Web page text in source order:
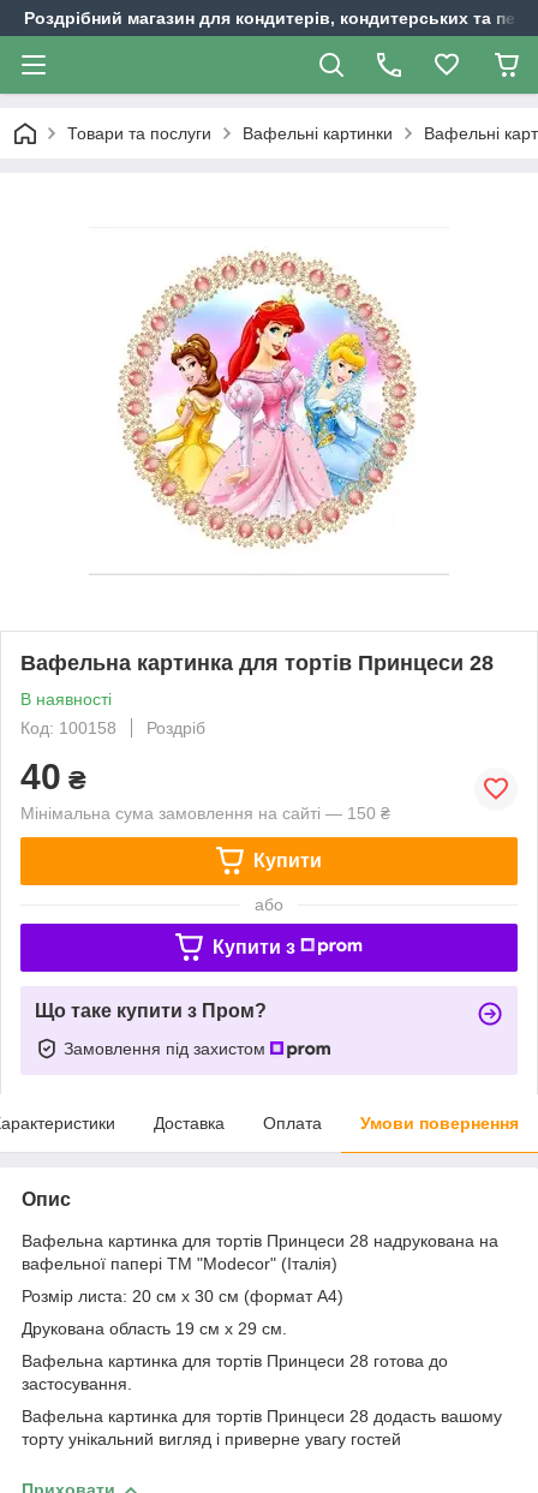
Роздрібний магазин для кондитерів, кондитерських та
Товари та послуги Вафельні картинки Вафельні
Вафельна картинка для тортів Принцеси 28
В наявності
Код: 100158
Роздріб
40 ₴
Мінімальна сума замовлення на сайті — 150 ₴
Купити
або
Купити з
Що таке купити з Пром?
Замовлення під захистом
Доставка Оплата Умови повернення
Опис
Вафельна картинка для тортів Принцеси 28 надрукована на
вафельної папері ТМ "Modecor" (Італія)
Розмір листа: 20 см х 30 см (формат А4)
Друкована область 19 см x 29 см.
Вафельна картинка для тортів Принцеси 28 готова до
застосування.
Вафельна картинка для тортів Принцеси 28 додасть вашому
торту унікальний вигляд і приверне увагу гостей
Приховати